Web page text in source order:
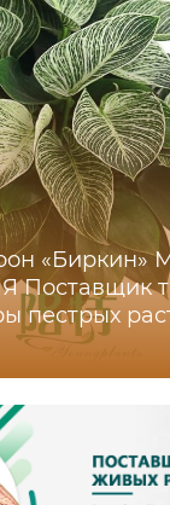
Поставщик
пестрых